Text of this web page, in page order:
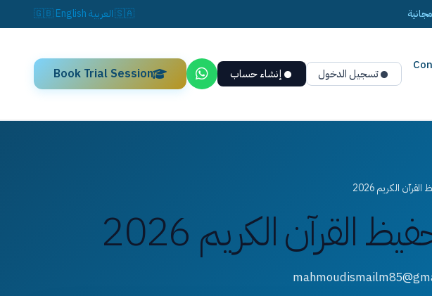
🇸🇦العربية 🇬🇧English
تسجيل الدخول إنشاء حساب Book Trial Session
الكريم 2026
الكريم 2026